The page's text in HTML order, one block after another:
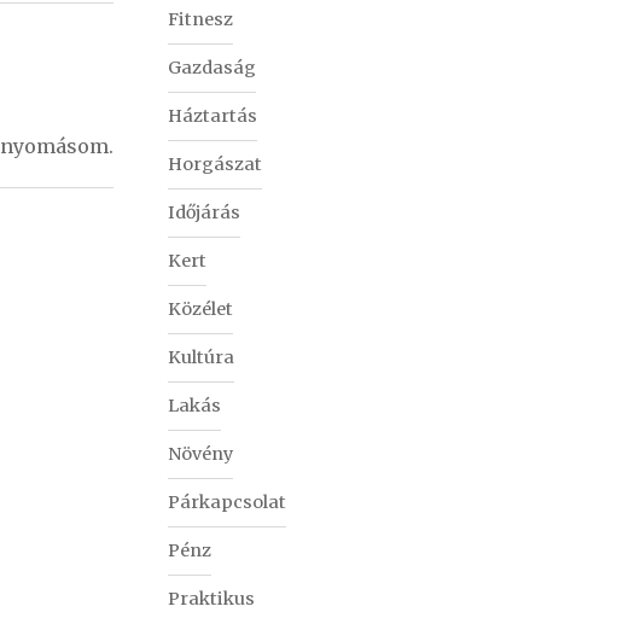
Fitnesz
Gazdaság
Háztartás
Horgászat
Időjárás
Kert
Közélet
Kultúra
Lakás
Növény
Párkapcsolat
Pénz
Praktikus